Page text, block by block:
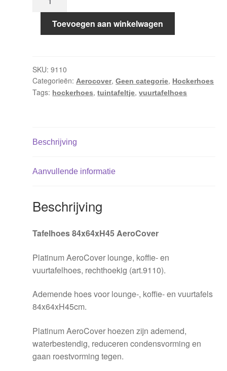
84x64xH45
AeroCover
aantal
Toevoegen aan winkelwagen
SKU:9110
Categorieën: Aerocover,Geen categorie, Hockerhoes
Tags: hockerhoes,tuintafeltje,vuurtafelhoes
Beschrijving
Aanvullende informatie
Beschrijving
Tafelhoes 84x64xH45 AeroCover
Platinum AeroCover lounge, koffie- en
vuurtafelhoes, rechthoekig (art.9110).
Ademende hoes voor lounge-, koffie- en vuurtafels
84x64xH45cm.
Platinum AeroCover hoezen zijn ademend,
waterbestendig, reduceren condensvorming en
gaan roestvorming tegen.